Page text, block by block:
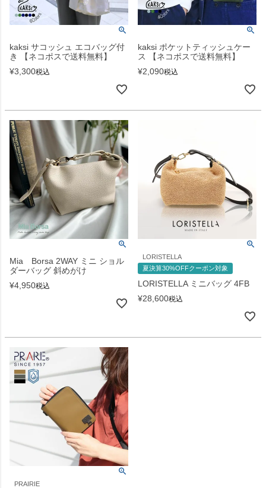
kaksi サコッシュ エコバッグ付
き 【ネコポスで送料無料】
¥3,300税込
kaksi ポケットティッシュケー
ス 【ネコポスで送料無料】
¥2,090税込
Mia Borsa 2WAY ミニ ショル
ダーバッグ 斜めがけ
¥4,950税込
LORISTELLA
夏決算30%OFFクーポン対象
LORISTELLA ミニバッグ 4FB
¥28,600税込
PRAIRIE